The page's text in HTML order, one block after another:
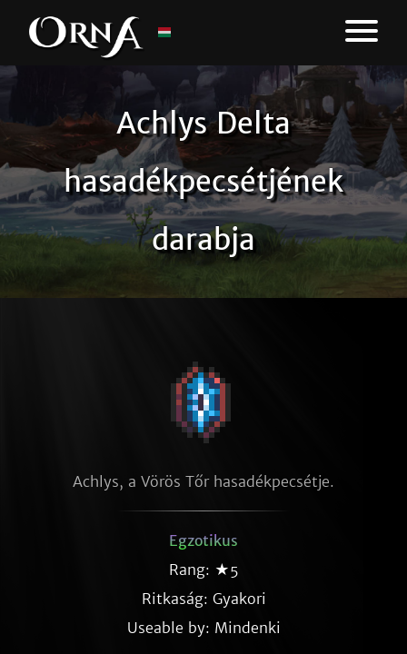
Achlys Delta
hasadékpecsétjének
darabja
Achlys, a Vörös Tőr hasadékpecsétje.
Egzotikus
Rang: ★5
Ritkaság: Gyakori
Useable by: Mindenki